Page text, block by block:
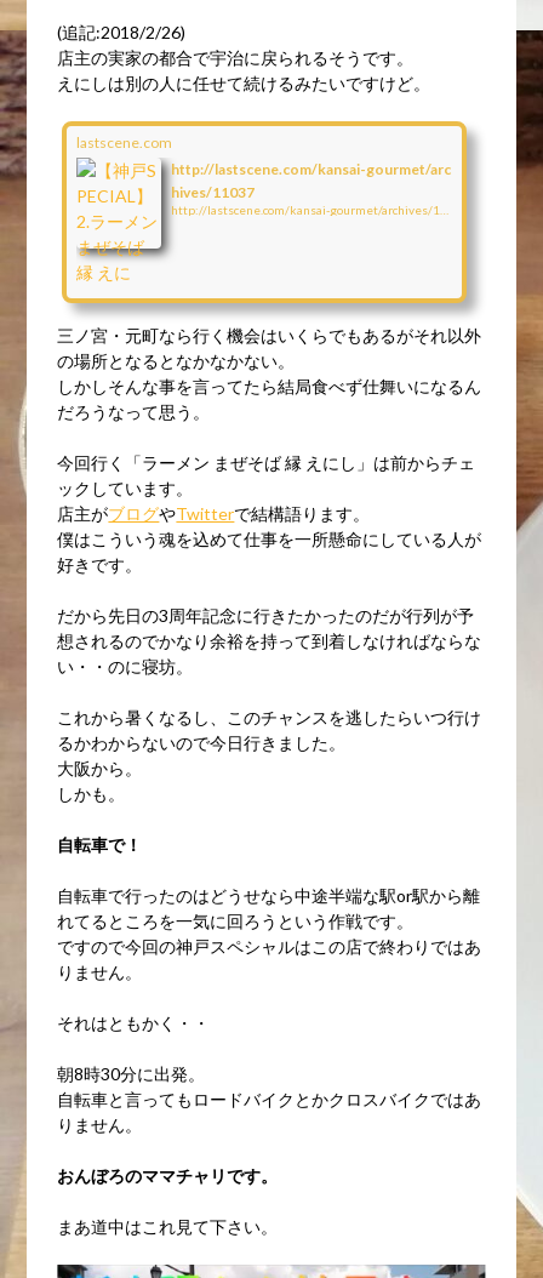
(追記:2018/2/26)
店主の実家の都合で宇治に戻られるそうです。
えにしは別の人に任せて続けるみたいですけど。
lastscene.com
http://lastscene.com/kansai-gourmet/arc
hives/11037
三ノ宮・元町なら行く機会はいくらでもあるがそれ以外
の場所となるとなかなかない。
しかしそんな事を言ってたら結局食べず仕舞いになるん
だろうなって思う。
今回行く「ラーメン まぜそば 縁 えにし」は前からチェ
ックしています。
店主がブログやTwitterで結構語ります。
僕はこういう魂を込めて仕事を一所懸命にしている人が
好きです。
だから先日の3周年記念に行きたかったのだが行列が予
想されるのでかなり余裕を持って到着しなければならな
い・・のに寝坊。
これから暑くなるし、このチャンスを逃したらいつ行け
るかわからないので今日行きました。
大阪から。
しかも。
自転車で！
自転車で行ったのはどうせなら中途半端な駅or駅から離
れてるところを一気に回ろうという作戦です。
ですので今回の神戸スペシャルはこの店で終わりではあ
りません。
それはともかく・・
朝8時30分に出発。
自転車と言ってもロードバイクとかクロスバイクではあ
りません。
おんぼろのママチャリです。
まあ道中はこれ見て下さい。